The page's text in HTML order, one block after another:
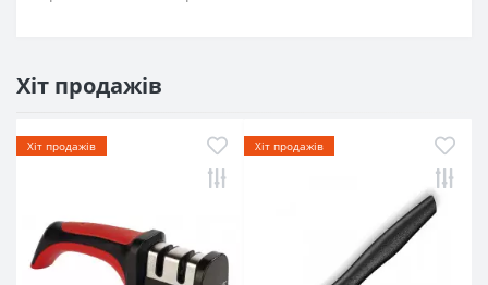
Хіт продажів
Хіт продажів Хіт продажів